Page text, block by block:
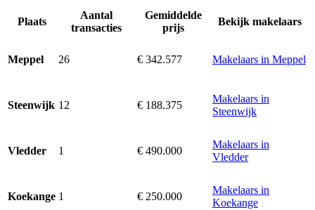
Plaats
Aantal
transacties
Gemiddelde
prijs
Bekijk makelaars
Meppel 26 € 342.577 Makelaars in Meppel
Steenwijk 12 € 188.375
Makelaars in
Steenwijk
Vledder 1 € 490.000
Makelaars in
Vledder
Koekange 1 € 250.000
Makelaars in
Koekange